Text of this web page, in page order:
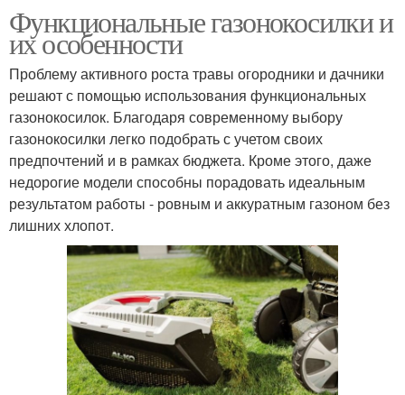
Функциональные газонокосилки и
их особенности
Проблему активного роста травы огородники и дачники
решают с помощью использования функциональных
газонокосилок. Благодаря современному выбору
газонокосилки легко подобрать с учетом своих
предпочтений и в рамках бюджета. Кроме этого, даже
недорогие модели способны порадовать идеальным
результатом работы - ровным и аккуратным газоном без
лишних хлопот.